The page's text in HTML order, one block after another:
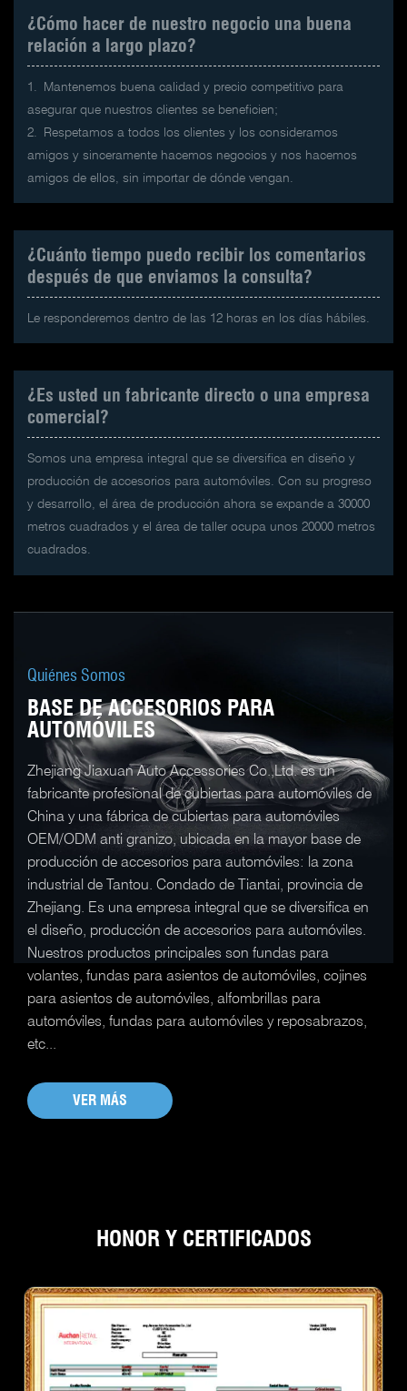
¿Cómo hacer de nuestro negocio una buena
relación a largo plazo?
1. Mantenemos buena calidad y precio competitivo para
asegurar que nuestros clientes se beneficien;
2. Respetamos a todos los clientes y los consideramos
amigos y sinceramente hacemos negocios y nos hacemos
amigos de ellos, sin importar de dónde vengan.
¿Cuánto tiempo puedo recibir los comentarios
después de que enviamos la consulta?
Le responderemos dentro de las 12 horas en los días hábiles.
¿Es usted un fabricante directo o una empresa
comercial?
Somos una empresa integral que se diversifica en diseño y
producción de accesorios para automóviles. Con su progreso
y desarrollo, el área de producción ahora se expande a 30000
metros cuadrados y el área de taller ocupa unos 20000 metros
cuadrados.
Quiénes Somos
BASE DE ACCESORIOS PARA
AUTOMÓVILES
Zhejiang Jiaxuan Auto Accessories Co.,Ltd. es un
fabricante profesional de cubiertas para automóviles de
China y una fábrica de cubiertas para automóviles
OEM/ODM anti granizo, ubicada en la mayor base de
producción de accesorios para automóviles: la zona
industrial de Tantou. Condado de Tiantai, provincia de
Zhejiang. Es una empresa integral que se diversifica en
el diseño, producción de accesorios para automóviles.
Nuestros productos principales son fundas para
volantes, fundas para asientos de automóviles, cojines
para asientos de automóviles, alfombrillas para
automóviles, fundas para automóviles y reposabrazos,
etc...
VER MÁS
HONOR Y CERTIFICADOS